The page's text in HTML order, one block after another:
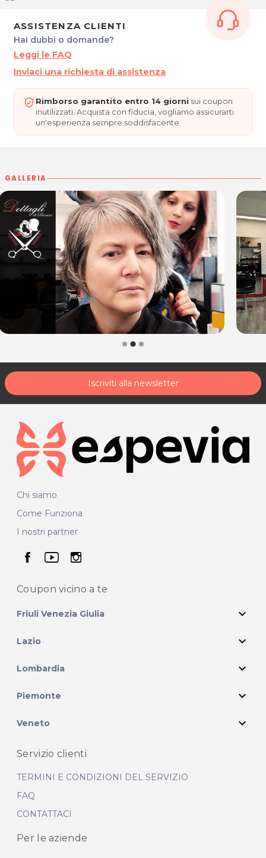
Per ulteriori informazioni sull'offerta o sulle modalità di
acquisto scrivi a
posta@espevia.it
ASSISTENZA CLIENTI
Hai dubbi o domande?
Leggi le FAQ
Inviaci una richiesta di assistenza
Rimborso garantito entro 14 giorni sui coupon
inutilizzati. Acquista con fiducia, vogliamo assicurarti
un'esperienza sempre soddisfacente.
GALLERIA
Iscriviti alla newsletter
Chi siamo
Come Funziona
I nostri partner
seguici su facebook
seguici su youtube
seguici su instagram
Coupon vicino a te
Friuli Venezia Giulia expand_more
Lazio expand_more
Lombardia expand_more
Piemonte expand_more
Veneto expand_more
Servizio clienti
TERMINI E CONDIZIONI DEL SERVIZIO
FAQ
CONTATTACI
Per le aziende